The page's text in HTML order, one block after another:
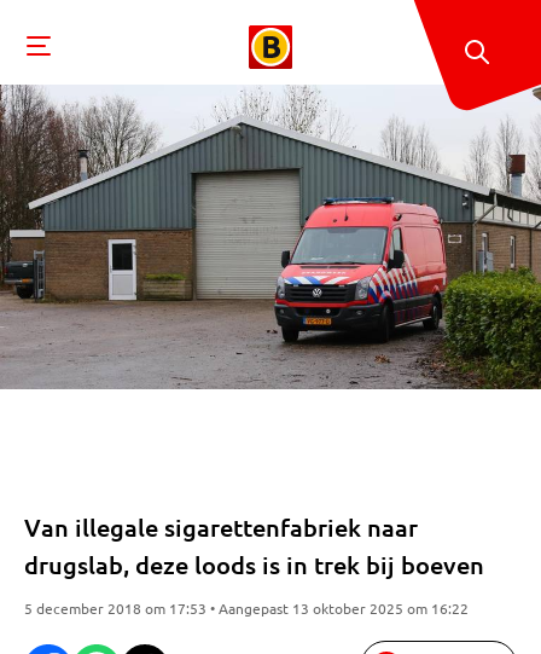
Van illegale sigarettenfabriek naar
drugslab, deze loods is in trek bij boeven
5 december 2018 om 17:53 • Aangepast 13 oktober 2025 om 16:22